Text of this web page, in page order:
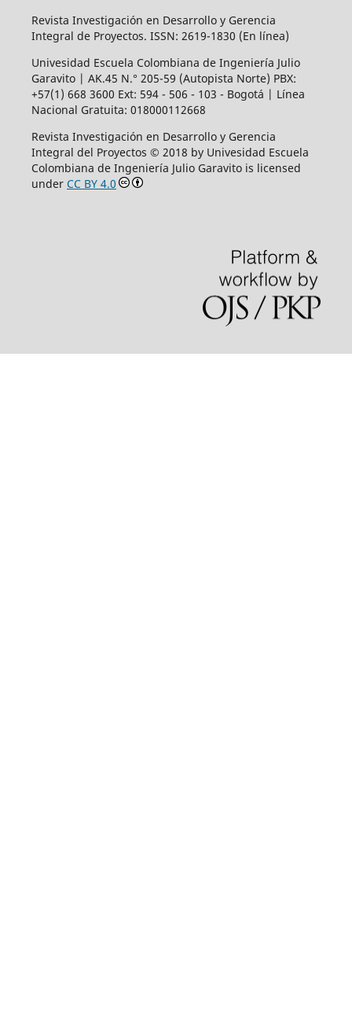
Revista Investigación en Desarrollo y Gerencia
Integral de Proyectos. ISSN: 2619-1830 (En línea)
Univesidad Escuela Colombiana de Ingeniería Julio
Garavito | AK.45 N.° 205-59 (Autopista Norte) PBX:
+57(1) 668 3600 Ext: 594 - 506 - 103 - Bogotá | Línea
Nacional Gratuita: 018000112668
Revista Investigación en Desarrollo y Gerencia
Integral del Proyectos © 2018 by Univesidad Escuela
Colombiana de Ingeniería Julio Garavito is licensed
under CC BY 4.0